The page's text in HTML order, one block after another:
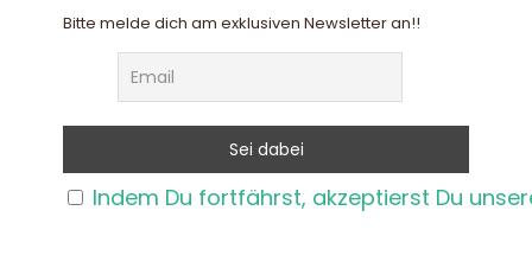
Bitte melde dich am exklusiven Newsletter an!!
Indem Du fortfährst, akzeptierst Du